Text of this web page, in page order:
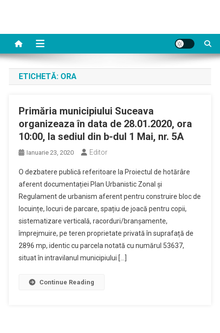
ETICHETĂ: ORA
Primăria municipiului Suceava
organizeaza în data de 28.01.2020, ora
10:00, la sediul din b-dul 1 Mai, nr. 5A
Ianuarie 23, 2020 Editor
O dezbatere publică referitoare la Proiectul de hotărâre
aferent documentației Plan Urbanistic Zonal și
Regulament de urbanism aferent pentru construire bloc de
locuințe, locuri de parcare, spațiu de joacă pentru copii,
sistematizare verticală, racorduri/branșamente,
împrejmuire, pe teren proprietate privată în suprafață de
2896 mp, identic cu parcela notată cu numărul 53637,
situat în intravilanul municipiului […]
Continue Reading